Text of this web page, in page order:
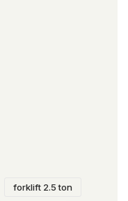
forklift 2.5 ton